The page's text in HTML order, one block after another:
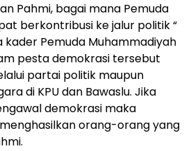
Pahmi, bagai mana Pemuda
berkontribusi ke jalur politik “
kader Pemuda Muhammadiyah
pesta demokrasi tersebut
partai politik maupun
di KPU dan Bawaslu. Jika
demokrasi maka
orang-orang yang